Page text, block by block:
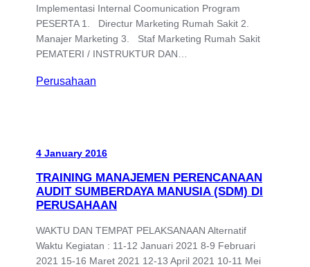
Implementasi Internal Coomunication Program
PESERTA 1. Directur Marketing Rumah Sakit 2.
Manajer Marketing 3. Staf Marketing Rumah Sakit
PEMATERI / INSTRUKTUR DAN…
Perusahaan
4 January 2016
TRAINING MANAJEMEN PERENCANAAN
AUDIT SUMBERDAYA MANUSIA (SDM) DI
PERUSAHAAN
WAKTU DAN TEMPAT PELAKSANAAN Alternatif
Waktu Kegiatan : 11-12 Januari 2021 8-9 Februari
2021 15-16 Maret 2021 12-13 April 2021 10-11 Mei